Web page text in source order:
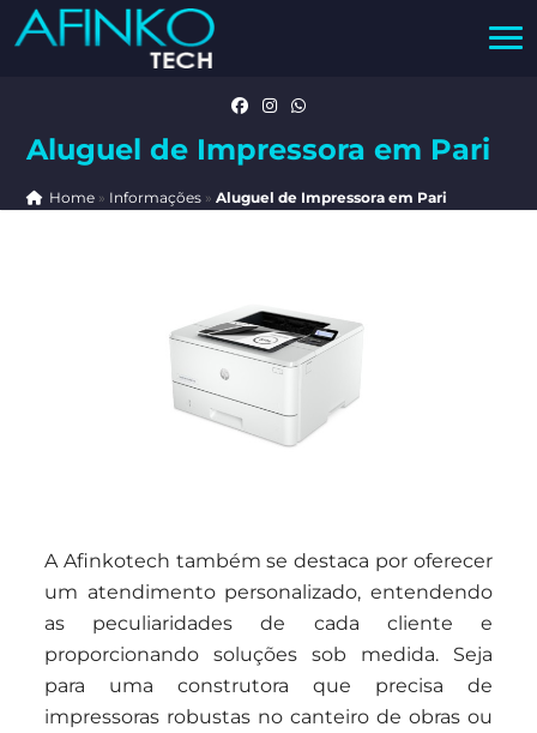
Aluguel de Impressora em Pari
Home» Informações » Aluguel de Impressora em Pari
A Afinkotech também se destaca por oferecer
um atendimento personalizado, entendendo
as peculiaridades de cada cliente e
proporcionando soluções sob medida. Seja
para uma construtora que precisa de
impressoras robustas no canteiro de obras ou